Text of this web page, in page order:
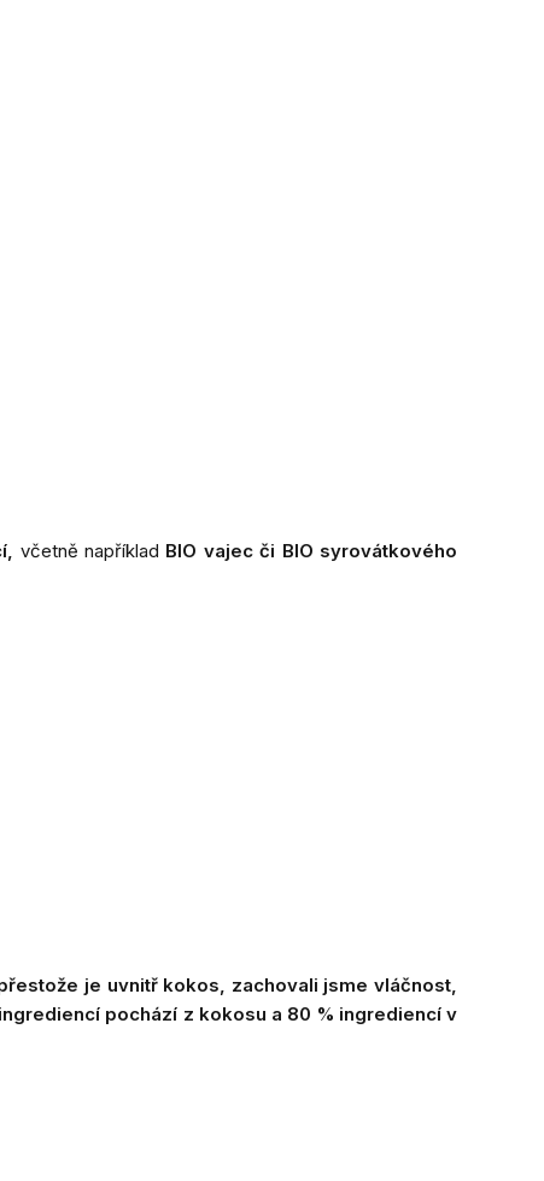
včetně například BIO vajec či BIO syrovátkového
je uvnitř kokos, zachovali jsme vláčnost,
pochází z kokosu a 80 % ingrediencí v